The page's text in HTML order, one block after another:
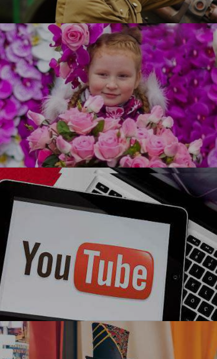
УЗНАТЬ БОЛЬШЕ
Служу Отечеству
Ми-ми-ми
УЗНАТЬ БОЛЬШЕ
Блогерская вечеринка